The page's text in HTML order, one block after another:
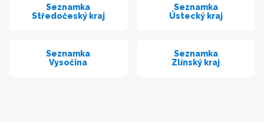
Seznamka
Středočeský kraj
Seznamka
Ústecký kraj
Seznamka
Vysočina
Seznamka
Zlínský kraj